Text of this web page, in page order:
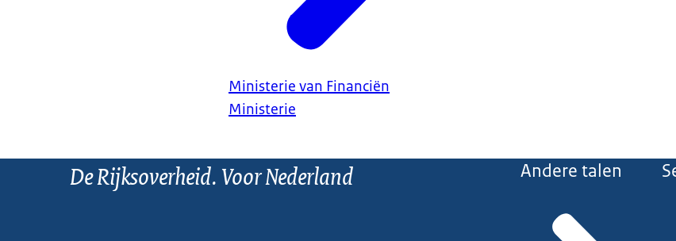
Ministerie van Financiën
Ministerie
De Rijksoverheid. Voor Nederland Andere talen